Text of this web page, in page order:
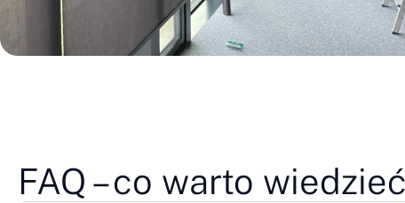
FAQ – co warto